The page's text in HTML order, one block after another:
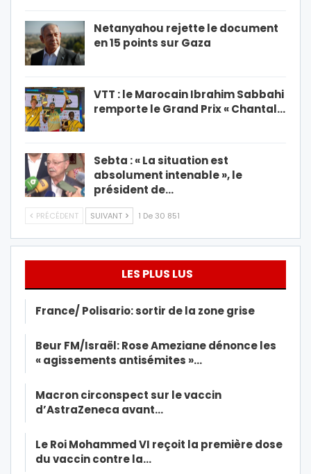
Netanyahou rejette le document
en 15 points sur Gaza
VTT : le Marocain Ibrahim Sabbahi
remporte le Grand Prix « Chantal…
Sebta : « La situation est
absolument intenable », le
président de…
PRÉCÉDENT SUIVANT 1 De 30 851
LES PLUS LUS
France/ Polisario: sortir de la zone grise
Beur FM/Israël: Rose Ameziane dénonce les
« agissements antisémites »…
Macron circonspect sur le vaccin
d’AstraZeneca avant…
Le Roi Mohammed VI reçoit la première dose
du vaccin contre la…